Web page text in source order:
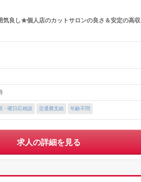
気良し★個人店のカットサロンの良さ＆安定の高収
・曜日応相談 交通費支給 年齢不問
求人の詳細を見る